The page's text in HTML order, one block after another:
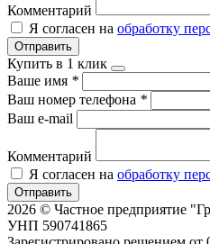
Комментарий
Я согласен на обработку
Отправить
Купить в 1 клик
Ваше имя *
Ваш номер телефона *
Ваш e-mail
Комментарий
Я согласен на обработку
Отправить
2026 © Частное предприятие
УНП 590741865